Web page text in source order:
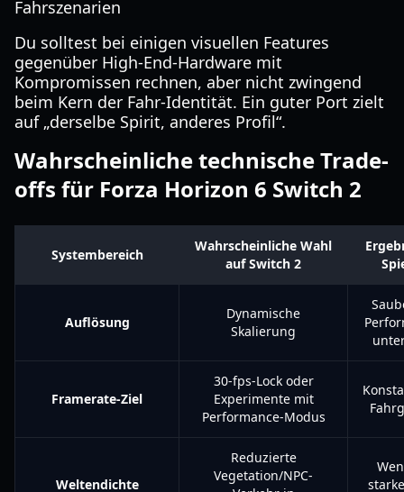
Fahrszenarien
Du solltest bei einigen visuellen Features
gegenüber High-End-Hardware mit
Kompromissen rechnen, aber nicht zwingend
beim Kern der Fahr-Identität. Ein guter Port zielt
auf „derselbe Spirit, anderes Profil“.
Wahrscheinliche technische Trade-
offs für Forza Horizon 6 Switch 2
Systembereich
Wahrscheinliche Wahl
auf Switch 2
Auflösung
Dynamische
Skalierung
Framerate-Ziel
30-fps-Lock oder
Experimente mit
Performance-Modus
Weltendichte
Reduzierte
Vegetation/NPC-